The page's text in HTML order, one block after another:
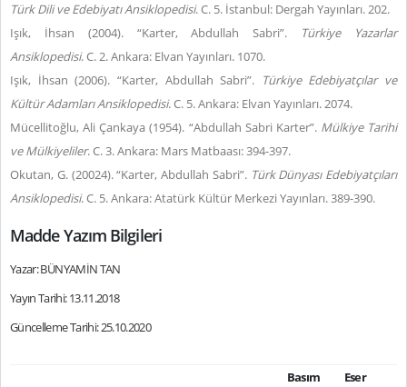
Türk Dili ve Edebiyatı Ansiklopedisi. C. 5. İstanbul: Dergah Yayınları. 202.
Işık, İhsan (2004). “Karter, Abdullah Sabri”.
Türkiye Yazarlar
Ansiklopedisi. C. 2. Ankara: Elvan Yayınları. 1070.
Işık, İhsan (2006). “Karter, Abdullah Sabri”. Türkiye Edebiyatçılar ve
Kültür Adamları Ansiklopedisi. C. 5. Ankara: Elvan Yayınları. 2074.
Mücellitoğlu, Ali Çankaya (1954). “Abdullah Sabri Karter”. Mülkiye Tarihi
ve Mülkiyeliler. C. 3. Ankara: Mars Matbaası: 394-397.
Okutan, G. (20024). “Karter, Abdullah Sabri”. Türk Dünyası Edebiyatçıları
Ansiklopedisi. C. 5. Ankara: Atatürk Kültür Merkezi Yayınları. 389-390.
Madde Yazım Bilgileri
Yazar: BÜNYAMİN TAN
Yayın Tarihi: 13.11.2018
Güncelleme Tarihi: 25.10.2020
Basım
Eser